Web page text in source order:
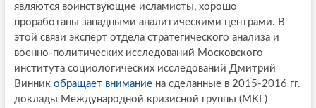
являются воинствующие исламисты, хорошо
проработаны западными аналитическими центрами. В
этой связи эксперт отдела стратегического анализа и
военно-политических исследований Московского
института социологических исследований Дмитрий
Винник обращает вниманиена сделанные в 2015-2016 гг.
доклады Международной кризисной группы (МКГ)